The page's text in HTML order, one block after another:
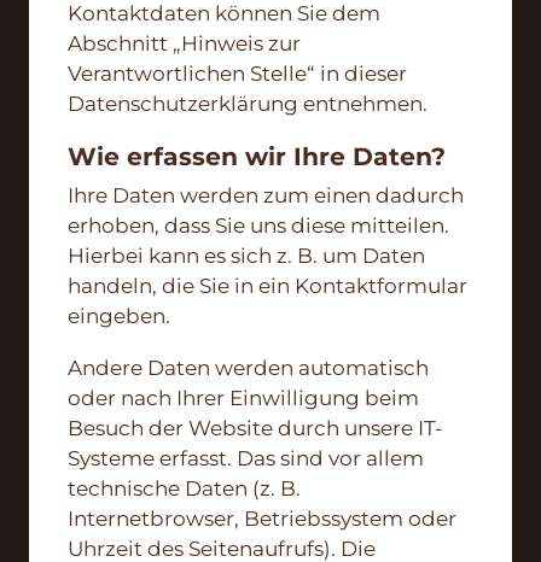
Kontaktdaten können Sie dem
Abschnitt „Hinweis zur
Verantwortlichen Stelle“ in dieser
Datenschutzerklärung entnehmen.
Wie erfassen wir Ihre Daten?
Ihre Daten werden zum einen dadurch
erhoben, dass Sie uns diese mitteilen.
Hierbei kann es sich z. B. um Daten
handeln, die Sie in ein Kontaktformular
eingeben.
Andere Daten werden automatisch
oder nach Ihrer Einwilligung beim
Besuch der Website durch unsere IT-
Systeme erfasst. Das sind vor allem
technische Daten (z. B.
Internetbrowser, Betriebssystem oder
Uhrzeit des Seitenaufrufs). Die